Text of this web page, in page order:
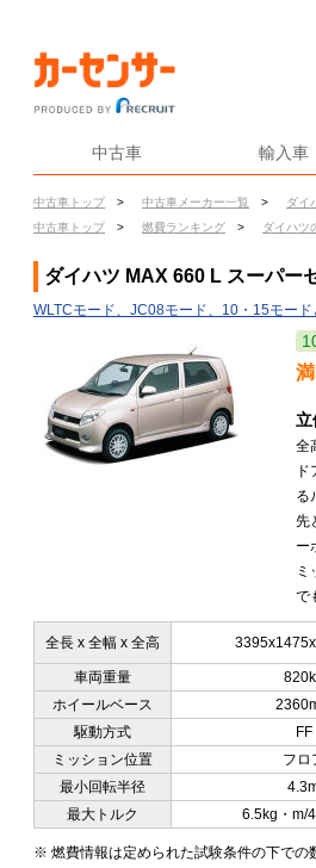
中古車 輸入車
中古車トップ > 中古車メーカー一覧 > ダイ
中古車トップ
> 燃費ランキング > ダイハツ
ダイハツ MAX 660 L スーパー
WLTCモード、JC08モード、10・15モード
立
全
る
先
ー
ミ
で
全長 x 全幅 x 全高
車両重量
ホイールベース
駆動方式
FF
ミッション位置
フロ
最小回転半径
最大トルク
6.5kg・m/
※ 燃費情報は定められた試験条件の下での